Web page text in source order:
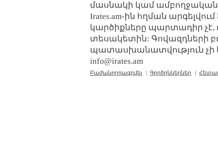
մասնակի կամ ամբողջական
Irates.am-ին հղման
կարծիքները պարտադիր չէ,
տեսակետին: Գովազդների
պատասխանատվություն չի
info@irates.am
Բաժանորդագրվել | Գործընկերներ |